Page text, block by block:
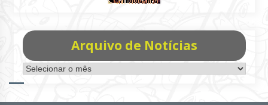
Arquivo de Notícias
Arquivo
de